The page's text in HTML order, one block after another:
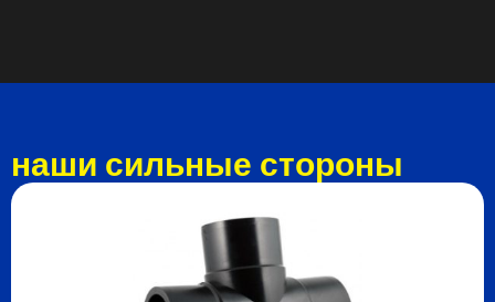
наши сильные стороны